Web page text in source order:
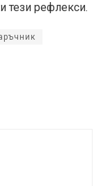
тези рефлекси.